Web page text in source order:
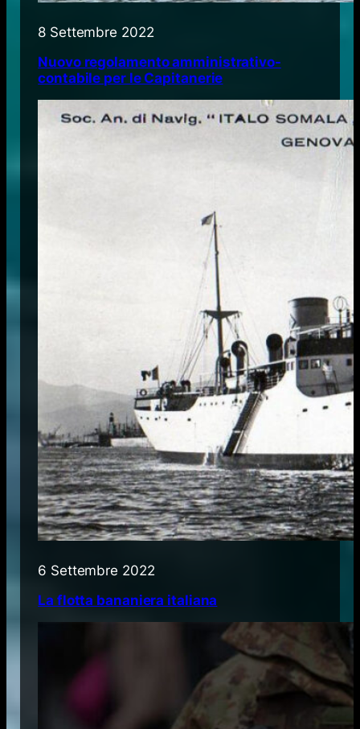
8 Settembre 2022
Nuovo regolamento amministrativo-
contabile per le Capitanerie
6 Settembre 2022
La flotta bananiera italiana